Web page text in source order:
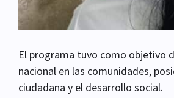
El programa tuvo como objetivo
nacional en las comunidades,
ciudadana y el desarrollo social.